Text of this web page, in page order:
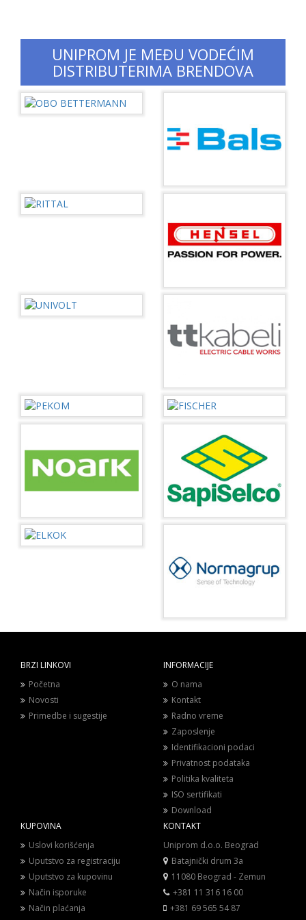
UNIPROM JE MEĐU VODEĆIM
DISTRIBUTERIMA BRENDOVA
BRZI LINKOVI
Početna
Novosti
Primedbe i sugestije
INFORMACIJE
O nama
Kontakt
Radno vreme
Zaposlenje
Identifikacioni podaci
Privatnost podataka
Politika kvaliteta
ISO sertifikati
Download
KUPOVINA
Uslovi korišćenja
Uputstvo za registraciju
Uputstvo za kupovinu
Način isporuke
Način plaćanja
KONTAKT
Uniprom d.o.o. Beograd
Batajnički drum 3a
11080 Beograd - Zemun
+381 11 316 16 00
+381 69 565 54 87